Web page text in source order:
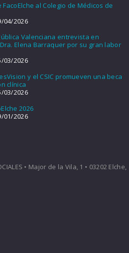
al Colegio de Médicos de
04/2026
Valenciana entrevista en
Elena Barraquer por su gran labor
03/2026
y el CSIC promueven una beca
clínica
03/2026
2026
01/2026
• Major de la Vila, 1 • 03202 Elche,